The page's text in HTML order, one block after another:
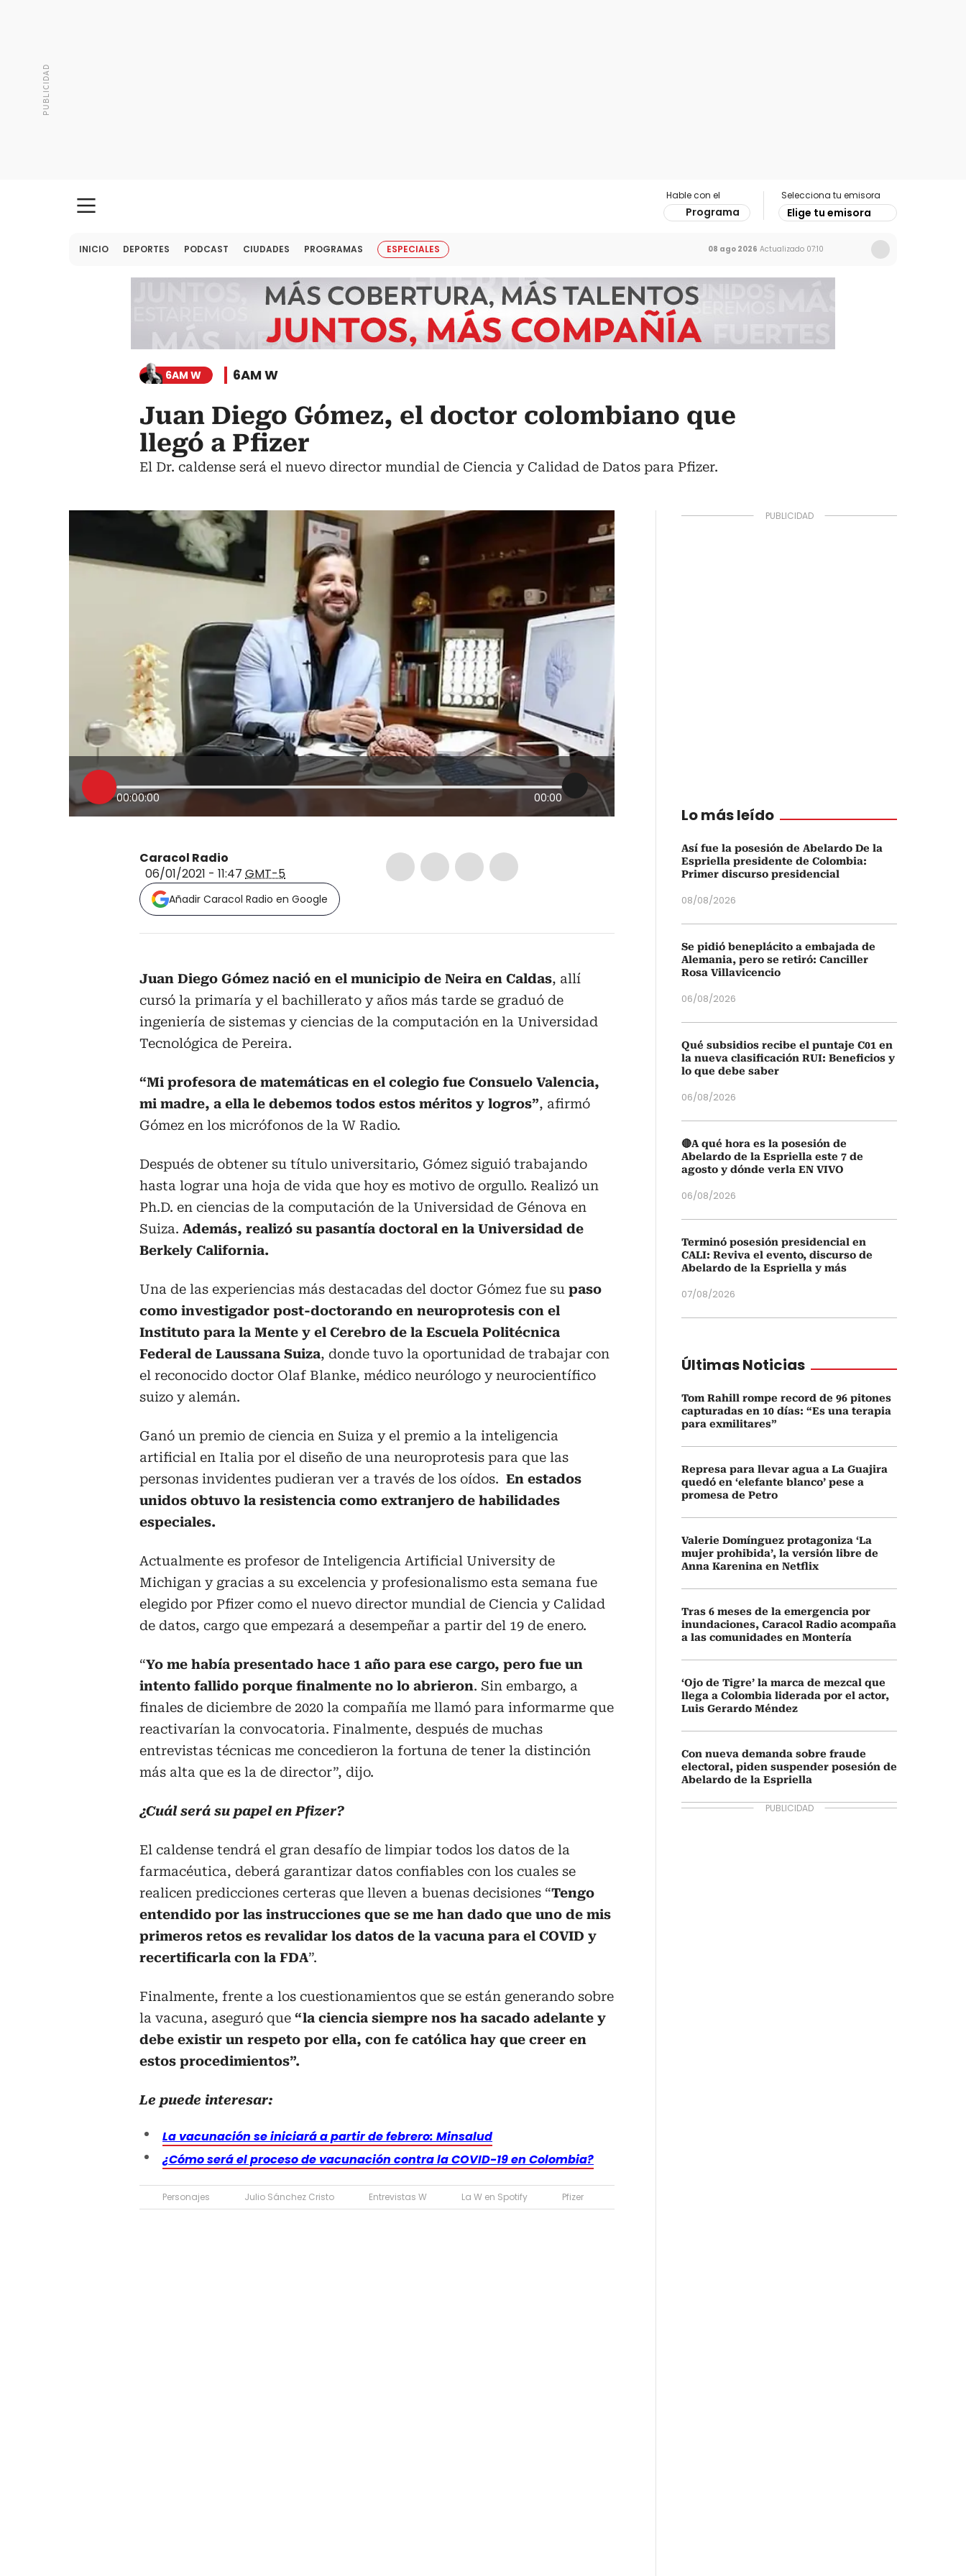
Hable con el
Programa
Selecciona tu emisora
Elige tu emisora
INICIO DEPORTES PODCAST CIUDADES PROGRAMAS ESPECIALES 08 ago 2026 Actualizado 07:10
6AM W 6AM W
Juan Diego Gómez, el doctor colombiano que
llegó a Pfizer
El Dr. caldense será el nuevo director mundial de Ciencia y Calidad de Datos para Pfizer.
00:00:00 00:00
Caracol Radio
06/01/2021 - 11:47 GMT-5
Añadir Caracol Radio en Google
Juan Diego Gómez nació en el municipio de Neira en Caldas, allí
cursó la primaría y el bachillerato y años más tarde se graduó de
ingeniería de sistemas y ciencias de la computación en la Universidad
Tecnológica de Pereira.
“Mi profesora de matemáticas en el colegio fue Consuelo Valencia,
mi madre, a ella le debemos todos estos méritos y logros”, afirmó
Gómez en los micrófonos de la W Radio.
Después de obtener su título universitario, Gómez siguió trabajando
hasta lograr una hoja de vida que hoy es motivo de orgullo. Realizó un
Ph.D. en ciencias de la computación de la Universidad de Génova en
Suiza. Además, realizó su pasantía doctoral en la Universidad de
Berkely California.
Una de las experiencias más destacadas del doctor Gómez fue su paso
como investigador post-doctorando en neuroprotesis con el
Instituto para la Mente y el Cerebro de la Escuela Politécnica
Federal de Laussana Suiza, donde tuvo la oportunidad de trabajar con
el reconocido doctor Olaf Blanke, médico neurólogo y neurocientífico
suizo y alemán.
Ganó un premio de ciencia en Suiza y el premio a la inteligencia
artificial en Italia por el diseño de una neuroprotesis para que las
personas invidentes pudieran ver a través de los oídos. En estados
unidos obtuvo la resistencia como extranjero de habilidades
especiales.
Actualmente es profesor de Inteligencia Artificial University de
Michigan y gracias a su excelencia y profesionalismo esta semana fue
elegido por Pfizer como el nuevo director mundial de Ciencia y Calidad
de datos, cargo que empezará a desempeñar a partir del 19 de enero.
“Yo me había presentado hace 1 año para ese cargo, pero fue un
intento fallido porque finalmente no lo abrieron. Sin embargo, a
finales de diciembre de 2020 la compañía me llamó para informarme que
reactivarían la convocatoria. Finalmente, después de muchas
entrevistas técnicas me concedieron la fortuna de tener la distinción
más alta que es la de director”, dijo.
¿Cuál será su papel en Pfizer?
El caldense tendrá el gran desafío de limpiar todos los datos de la
farmacéutica, deberá garantizar datos confiables con los cuales se
realicen predicciones certeras que lleven a buenas decisiones “Tengo
entendido por las instrucciones que se me han dado que uno de mis
primeros retos es revalidar los datos de la vacuna para el COVID y
recertificarla con la FDA”.
Finalmente, frente a los cuestionamientos que se están generando sobre
la vacuna, aseguró que “la ciencia siempre nos ha sacado adelante y
debe existir un respeto por ella, con fe católica hay que creer en
estos procedimientos”.
Le puede interesar:
La vacunación se iniciará a partir de febrero: Minsalud
¿Cómo será el proceso de vacunación contra la COVID-19 en Colombia?
Personajes Julio Sánchez Cristo Entrevistas W La W en Spotify Pfizer
Lo más leído
Así fue la posesión de Abelardo De la
Espriella presidente de Colombia:
Primer discurso presidencial
08/08/2026
Se pidió beneplácito a embajada de
Alemania, pero se retiró: Canciller
Rosa Villavicencio
06/08/2026
Qué subsidios recibe el puntaje C01 en
la nueva clasificación RUI: Beneficios y
lo que debe saber
06/08/2026
🔴A qué hora es la posesión de
Abelardo de la Espriella este 7 de
agosto y dónde verla EN VIVO
06/08/2026
Terminó posesión presidencial en
CALI: Reviva el evento, discurso de
Abelardo de la Espriella y más
07/08/2026
Últimas Noticias
Tom Rahill rompe record de 96 pitones
capturadas en 10 días: “Es una terapia
para exmilitares”
Represa para llevar agua a La Guajira
quedó en ‘elefante blanco’ pese a
promesa de Petro
Valerie Domínguez protagoniza ‘La
mujer prohibida’, la versión libre de
Anna Karenina en Netflix
Tras 6 meses de la emergencia por
inundaciones, Caracol Radio acompaña
a las comunidades en Montería
‘Ojo de Tigre’ la marca de mezcal que
llega a Colombia liderada por el actor,
Luis Gerardo Méndez
Con nueva demanda sobre fraude
electoral, piden suspender posesión de
Abelardo de la Espriella